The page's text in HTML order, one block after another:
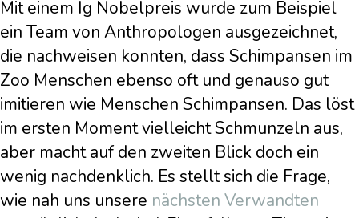
Mit einem Ig Nobelpreis wurde zum Beispiel
ein Team von Anthropologen ausgezeichnet,
die nachweisen konnten, dass Schimpansen im
Zoo Menschen ebenso oft und genauso gut
imitieren wie Menschen Schimpansen. Das löst
im ersten Moment vielleicht Schmunzeln aus,
aber macht auf den zweiten Blick doch ein
wenig nachdenklich. Es stellt sich die Frage,
wie nah uns unsere nächsten Verwandten